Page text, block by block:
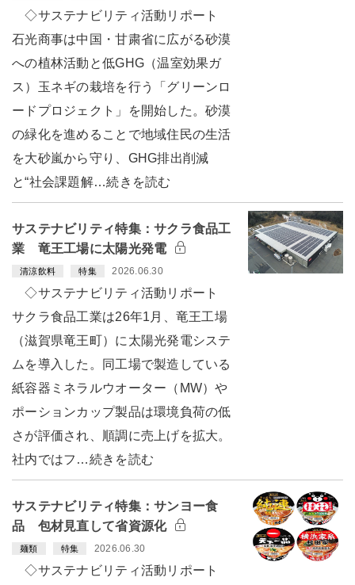
◇サステナビリティ活動リポート
石光商事は中国・甘粛省に広がる砂漠
への植林活動と低GHG（温室効果ガ
ス）玉ネギの栽培を行う「グリーンロ
ードプロジェクト」を開始した。砂漠
の緑化を進めることで地域住民の生活
を大砂嵐から守り、GHG排出削減
と“社会課題解…続きを読む
サステナビリティ特集：サクラ食品工
業 竜王工場に太陽光発電
清涼飲料 特集 2026.06.30
◇サステナビリティ活動リポート
サクラ食品工業は26年1月、竜王工場
（滋賀県竜王町）に太陽光発電システ
ムを導入した。同工場で製造している
紙容器ミネラルウオーター（MW）や
ポーションカップ製品は環境負荷の低
さが評価され、順調に売上げを拡大。
社内ではフ…続きを読む
サステナビリティ特集：サンヨー食
品 包材見直して省資源化
麺類 特集 2026.06.30
◇サステナビリティ活動リポート